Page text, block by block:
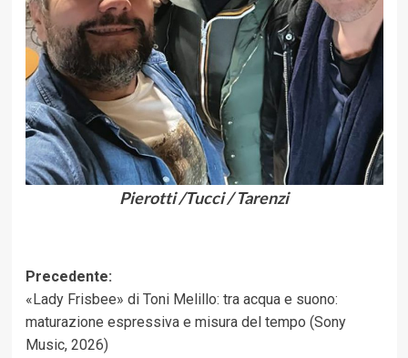
Pierotti /Tucci / Tarenzi
Navigazione
articolo
Precedente:
«Lady Frisbee» di Toni Melillo: tra acqua e suono:
maturazione espressiva e misura del tempo (Sony
Music, 2026)